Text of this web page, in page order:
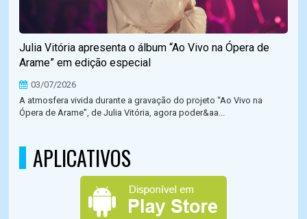
Julia Vitória apresenta o álbum “Ao Vivo na Ópera de
Arame” em edição especial
03/07/2026
A atmosfera vivida durante a gravação do projeto “Ao Vivo na
Ópera de Arame”, de Julia Vitória, agora poder&aa...
APLICATIVOS